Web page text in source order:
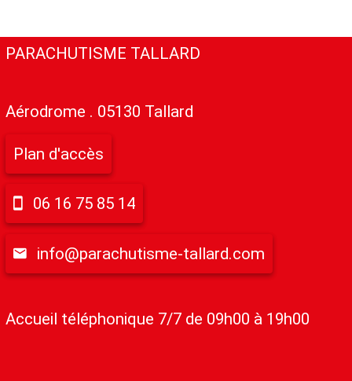
PARACHUTISME TALLARD
Aérodrome . 05130 Tallard
Plan d'accès
06 16 75 85 14
info@parachutisme-tallard.com
Accueil téléphonique 7/7 de 09h00 à 19h00